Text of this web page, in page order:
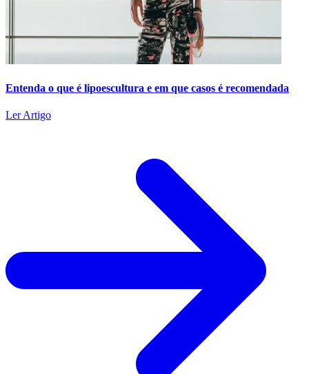
Entenda o que é lipoescultura e em que casos é recomendada
Ler Artigo